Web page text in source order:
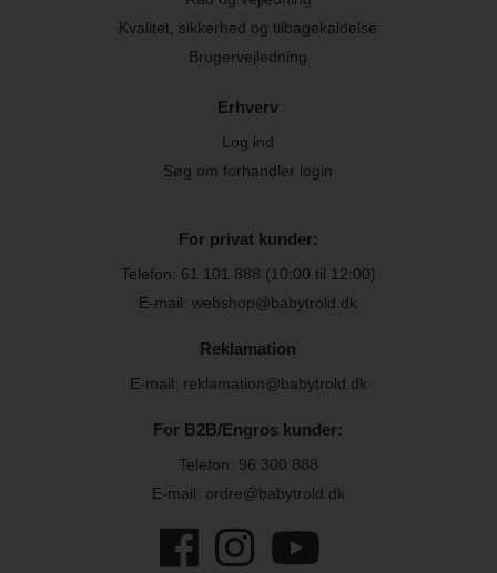
Kvalitet, sikkerhed og tilbagekaldelse
Brugervejledning
Erhverv
Log ind
Søg om forhandler login
For privat kunder:
Telefon: 61 101 888 (10:00 til 12:00)
E-mail: webshop@babytrold.dk
Reklamation
E-mail: reklamation@babytrold.dk
For B2B/Engros kunder:
Telefon: 96 300 888
E-mail: ordre@babytrold.dk